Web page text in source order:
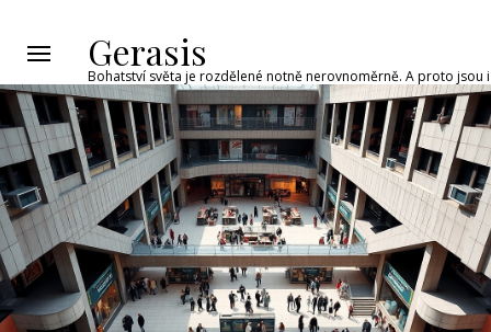
Gerasis
Bohatství světa je rozdělené notně nerovnoměrně. A proto